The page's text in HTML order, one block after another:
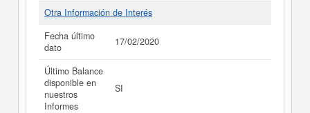
Otra Información de Interés
Fecha último
dato
17/02/2020
Último Balance
disponible en
nuestros
Informes
SI